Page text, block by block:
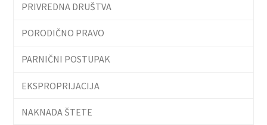
PRIVREDNA DRUŠTVA
PORODIČNO PRAVO
PARNIČNI POSTUPAK
EKSPROPRIJACIJA
NAKNADA ŠTETE